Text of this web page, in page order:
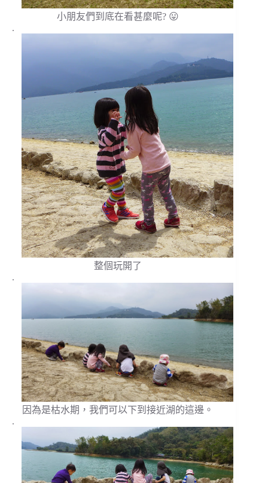
小朋友們到底在看甚麼呢? 😛
.
整個玩開了
.
因為是枯水期，我們可以下到接近湖的這邊。
.